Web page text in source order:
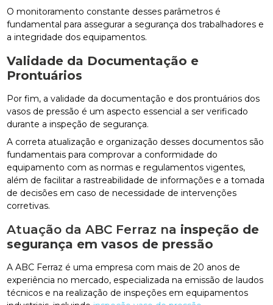
O monitoramento constante desses parâmetros é
fundamental para assegurar a segurança dos trabalhadores e
a integridade dos equipamentos.
Validade da Documentação e
Prontuários
Por fim, a validade da documentação e dos prontuários dos
vasos de pressão é um aspecto essencial a ser verificado
durante a inspeção de segurança.
A correta atualização e organização desses documentos são
fundamentais para comprovar a conformidade do
equipamento com as normas e regulamentos vigentes,
além de facilitar a rastreabilidade de informações e a tomada
de decisões em caso de necessidade de intervenções
corretivas.
Atuação da ABC Ferraz na inspeção de
segurança em vasos de pressão
A ABC Ferraz é uma empresa com mais de 20 anos de
experiência no mercado, especializada na emissão de laudos
técnicos e na realização de inspeções em equipamentos